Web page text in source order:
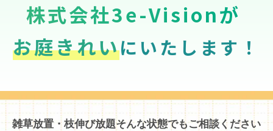
株式会社3e-Visionが
お庭きれいにいたします！
雑草放置・枝伸び放題そんな状態でもご相談ください